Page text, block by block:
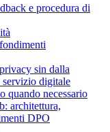
e procedura di
sin dalla
servizio digitale
quando necessario
architettura,
DPO